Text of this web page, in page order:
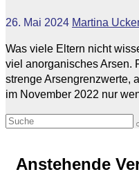
26. Mai 2024 Martina
Was viele Eltern nicht
viel anorganisches Arsen.
strenge Arsengrenzwerte,
im November 2022 nur
Anstehende